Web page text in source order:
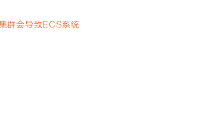
群会导致ECS系统